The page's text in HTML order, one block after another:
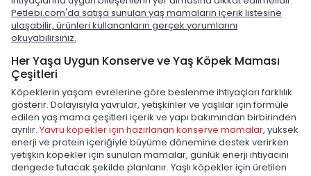
Petlebi.com'da satışa sunulan yaş mamaların içerik listesine
ulaşabilir, ürünleri kullananların gerçek yorumlarını
okuyabilirsiniz.
Her Yaşa Uygun Konserve ve Yaş Köpek Maması
Çeşitleri
Köpeklerin yaşam evrelerine göre beslenme ihtiyaçları farklılık
gösterir. Dolayısıyla yavrular, yetişkinler ve yaşlılar için formüle
edilen yaş mama çeşitleri içerik ve yapı bakımından birbirinden
ayrılır. Yavru köpekler için hazırlanan konserve mamalar, yüksek
enerji ve protein içeriğiyle büyüme dönemine destek verirken
yetişkin köpekler için sunulan mamalar, günlük enerji ihtiyacını
dengede tutacak şekilde planlanır. Yaşlı köpekler için üretilen